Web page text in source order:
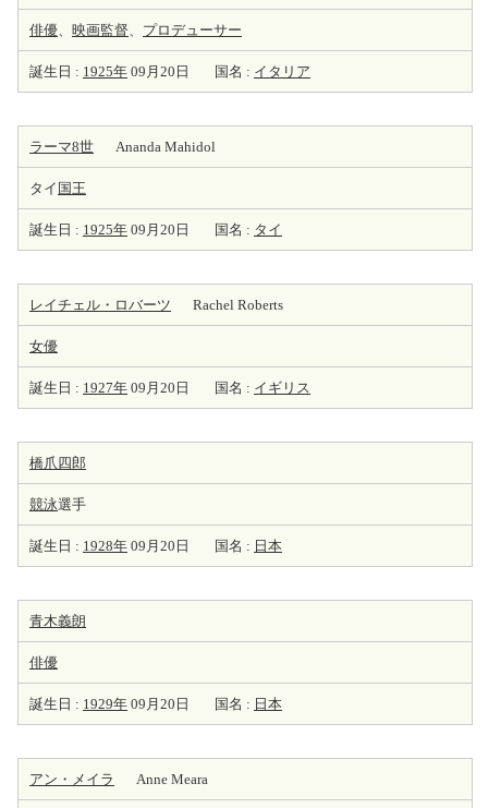
俳優、 映画監督、 プロデューサー
誕生日 : 1925年 09月20日 国名 : イタリア
ラーマ8世 Ananda Mahidol
タイ 国王
誕生日 : 1925年 09月20日 国名 : タイ
レイチェル・ロバーツ Rachel Roberts
女優
誕生日 : 1927年 09月20日 国名 : イギリス
橋爪四郎
競泳選手
誕生日 : 1928年 09月20日 国名 : 日本
青木義朗
俳優
誕生日 : 1929年 09月20日 国名 : 日本
アン・メイラ Anne Meara